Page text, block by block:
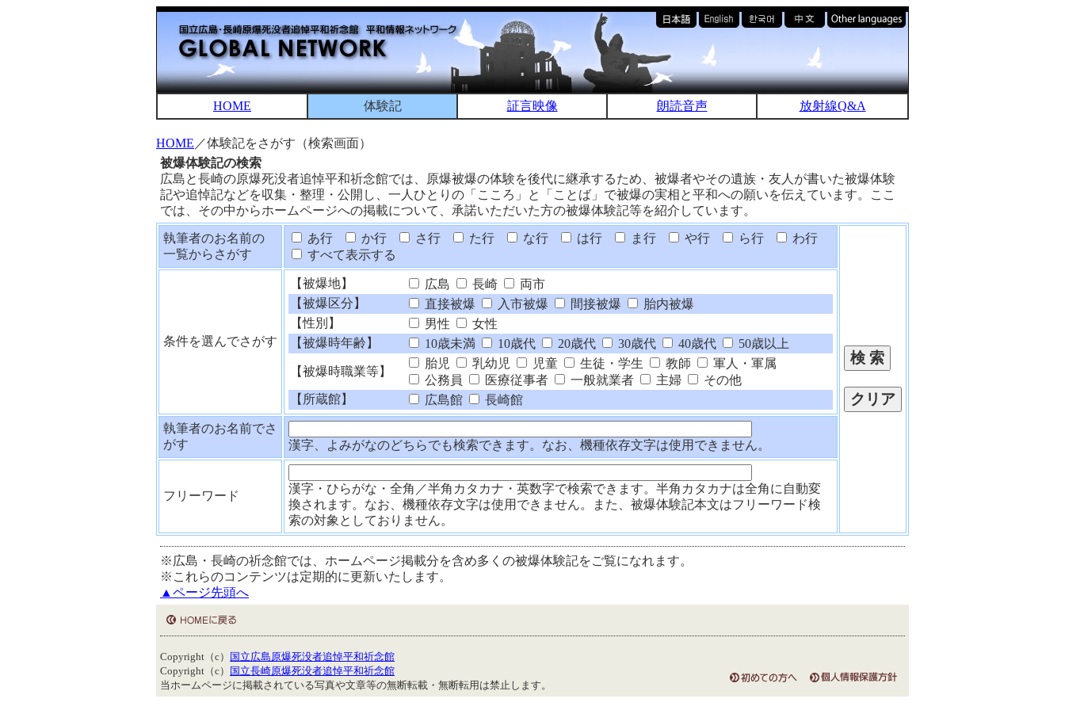
HOME 体験記 証言映像 朗読音声 放射線Q&A
HOME ／体験記をさがす（検索画面）
被爆体験記の検索
広島と長崎の原爆死没者追悼平和祈念館では、原爆被爆の体験を後代に継承するため、被爆者やその遺族・友人が書いた被爆体験
記や追悼記などを収集・整理・公開し、一人ひとりの「こころ」と「ことば」で被爆の実相と平和への願いを伝えています。ここ
では、その中からホームページへの掲載について、承諾いただいた方の被爆体験記等を紹介しています。
執筆者のお名前の
一覧からさがす
あ行 か行 さ行 た行 な行 は行 ま行 や行 ら行
わ行
すべて表示する
条件を選んでさがす
【被爆地】 広島 長崎
両市
【被爆区分】
直接被爆 入市被爆 間接被爆
胎内被爆
【性別】
男性
女性
【被爆時年齢】
10歳未満 10歳代 20歳代 30歳代 40歳代 50歳以上
【被爆時職業等】
胎児 乳幼児 児童 生徒・学生 教師
軍人・軍属
公務員
医療従事者 一般就業者 主婦
その他
【所蔵館】
広島館 長崎館
執筆者のお名前でさ
がす
漢字、よみがなのどちらでも検索できます。なお、機種依存文字は使用できません。
フリーワード
漢字・ひらがな・全角／半角カタカナ・英数字で検索できます。半角カタカナは全角に自動変
換されます。なお、機種依存文字は使用できません。また、被爆体験記本文はフリーワード検
索の対象としておりません。
※広島・長崎の祈念館では、ホームページ掲載分を含め多くの被爆体験記をご覧になれます。
※これらのコンテンツは定期的に更新いたします。
▲ページ先頭へ
Copyright（c）
国立広島原爆死没者追悼平和祈念館
Copyright（c）
国立長崎原爆死没者追悼平和祈念館
当ホームページに掲載されている写真や文章等の無断転載・無断転用は禁止します。